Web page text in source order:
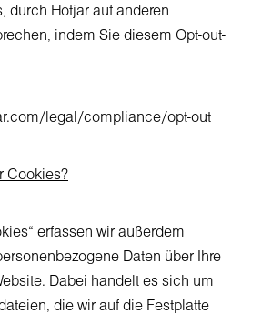
durch Hotjar auf anderen
indem Sie diesem Opt-out-
legal/compliance/opt-out
Cookies?
erfassen wir außerdem
Daten über Ihre
Dabei handelt es sich um
die wir auf die Festplatte